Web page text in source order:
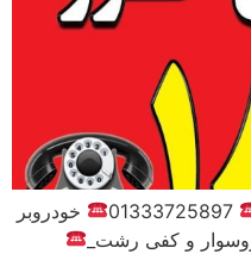
01333725897
خودروبر
و کفی رشت_